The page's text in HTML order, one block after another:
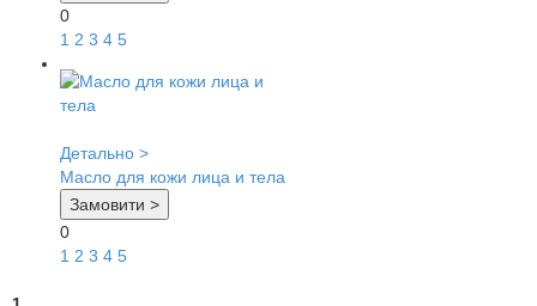
0
1 2 3 4 5
Детально >
Масло для кожи лица и тела
Замовити >
0
1 2 3 4 5